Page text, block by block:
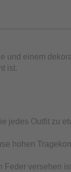
und einem
ist.
jedes Outfit zu
hohen
versehen